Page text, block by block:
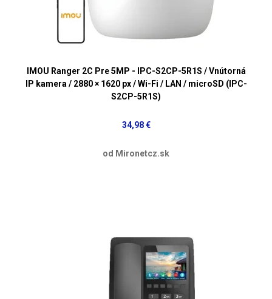
IMOU Ranger 2C Pre 5MP - IPC-S2CP-5R1S / Vnútorná
IP kamera / 2880 × 1620 px / Wi-Fi / LAN / microSD (IPC-
S2CP-5R1S)
34,98 €
od Mironetcz.sk